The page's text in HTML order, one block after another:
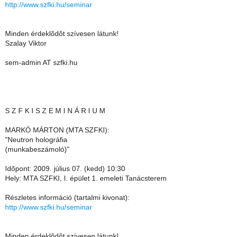
http://www.szfki.hu/seminar
Minden érdeklõdõt szívesen látunk!
Szalay Viktor
sem-admin AT szfki.hu
S Z F K I S Z E M I N Á R I U M
MARKÓ MÁRTON (MTA SZFKI):
"Neutron holográfia
(munkabeszámoló)"
Idõpont: 2009. július 07. (kedd) 10:30
Hely: MTA SZFKI, I. épület 1. emeleti Tanácsterem
Részletes információ (tartalmi kivonat):
http://www.szfki.hu/seminar